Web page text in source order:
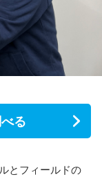
る
とフィールドの